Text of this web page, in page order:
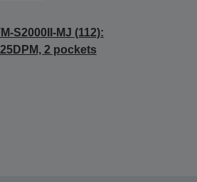
S2000II-MJ (112):
2 pockets